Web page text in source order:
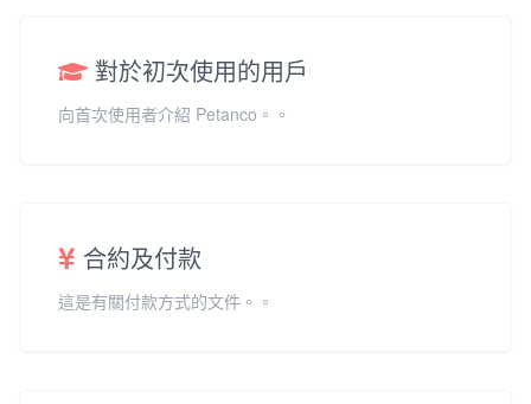
對於初次使用的用戶
向首次使用者介紹 Petanco。。
合約及付款
這是有關付款方式的文件。。